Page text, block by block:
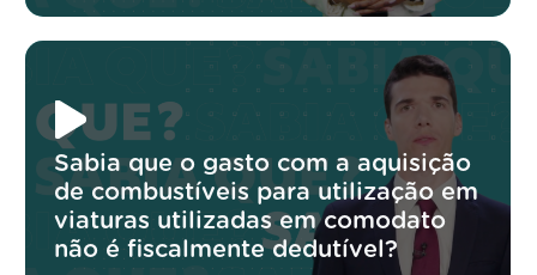
Sabia que o gasto com a aquisição
de combustíveis para utilização em
viaturas utilizadas em comodato
não é fiscalmente dedutível?